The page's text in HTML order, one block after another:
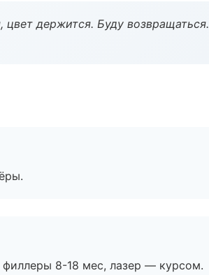
держится. Буду возвращаться.
8-18 мес, лазер — курсом.